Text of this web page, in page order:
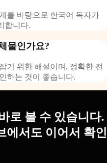
를 바탕으로 한국어 독자가
합니다.
물인가요?
기 위한 해설이며, 정확한 전
하는 것이 좋습니다.
로 볼 수 있습니다.
에서도 이어서 확인